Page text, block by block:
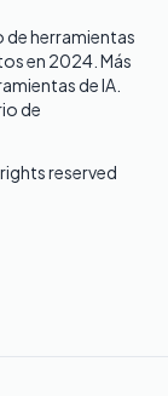
de herramientas
en 2024. Más
de IA.
de
rights reserved